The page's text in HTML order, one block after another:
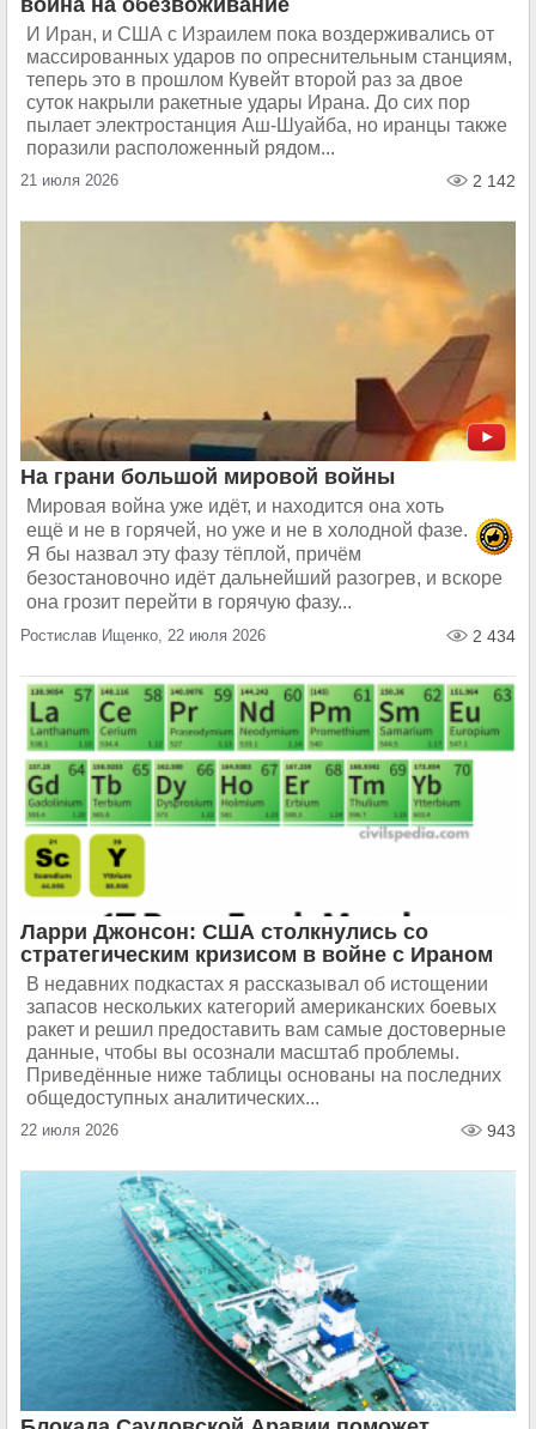
война на обезвоживание
И Иран, и США с Израилем пока воздерживались от
массированных ударов по опреснительным станциям,
теперь это в прошлом Кувейт второй раз за двое
суток накрыли ракетные удары Ирана. До сих пор
пылает электростанция Аш-Шуайба, но иранцы также
поразили расположенный рядом...
21 июля 2026 2 142
На грани большой мировой войны
Мировая война уже идёт, и находится она хоть
ещё и не в горячей, но уже и не в холодной фазе.
Я бы назвал эту фазу тёплой, причём
безостановочно идёт дальнейший разогрев, и вскоре
она грозит перейти в горячую фазу...
Ростислав Ищенко, 22 июля 2026 2 434
Ларри Джонсон: США столкнулись со
стратегическим кризисом в войне с Ираном
В недавних подкастах я рассказывал об истощении
запасов нескольких категорий американских боевых
ракет и решил предоставить вам самые достоверные
данные, чтобы вы осознали масштаб проблемы.
Приведённые ниже таблицы основаны на последних
общедоступных аналитических...
22 июля 2026 943